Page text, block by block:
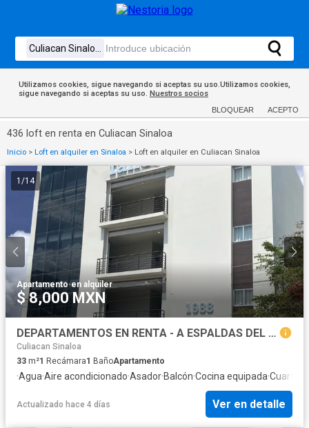
Utilizamos cookies, sigue navegando si aceptas su uso.Utilizamos cookies,
sigue navegando si aceptas su uso. Nuestros socios
BLOQUEAR ACEPTO
436 loft en renta en Culiacan Sinaloa
Inicio > Loft en alquiler en Sinaloa > Loft en alquiler en Culiacan Sinaloa
1 /14
Apartamento·en alquiler
$ 8,000 MXN
DEPARTAMENTOS EN RENTA - A ESPALDAS DEL TEC DE CULIACAN
Culiacan Sinaloa
33 m²1 Recámara1 BañoApartamento
·Agua·Aire acondicionado·Asador·Balcón·Cocina equipada·Cuarto
Actualizado hace 4 días Ver en detalle